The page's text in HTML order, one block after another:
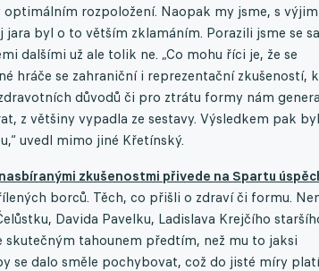
rozpoložení. Naopak my jsme, s
byl o to větším zklamáním. Porazili jsme se
dalšími už ale tolik ne. „Co mohu říci je, že se
hráče se zahraniční i reprezentační zkušeností,
důvodů či pro ztrátu formy nám
z většiny vypadla ze sestavy. Výsledkem pak
uvedl mimo jiné Křetínský.
zkušenostmi přivede na Spartu
borců. Těch, co přišli o zdraví či formu.
Davida Pavelku, Ladislava Krejčího
skutečným tahounem předtím, než mu to jaksi
se dalo směle pochybovat, což do jisté míry